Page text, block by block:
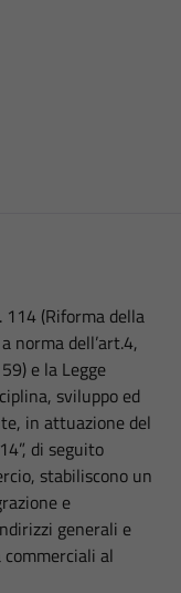
(Riforma della
norma dell’art.4,
e la Legge
sviluppo ed
in attuazione del
di seguito
stabiliscono un
e
generali e
al